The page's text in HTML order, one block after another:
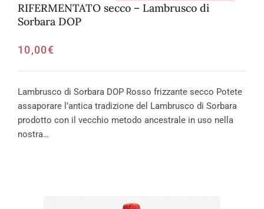
RIFERMENTATO secco – Lambrusco di
Sorbara DOP
10,00€
Lambrusco di Sorbara DOP Rosso frizzante secco Potete
assaporare l’antica tradizione del Lambrusco di Sorbara
prodotto con il vecchio metodo ancestrale in uso nella
nostra…